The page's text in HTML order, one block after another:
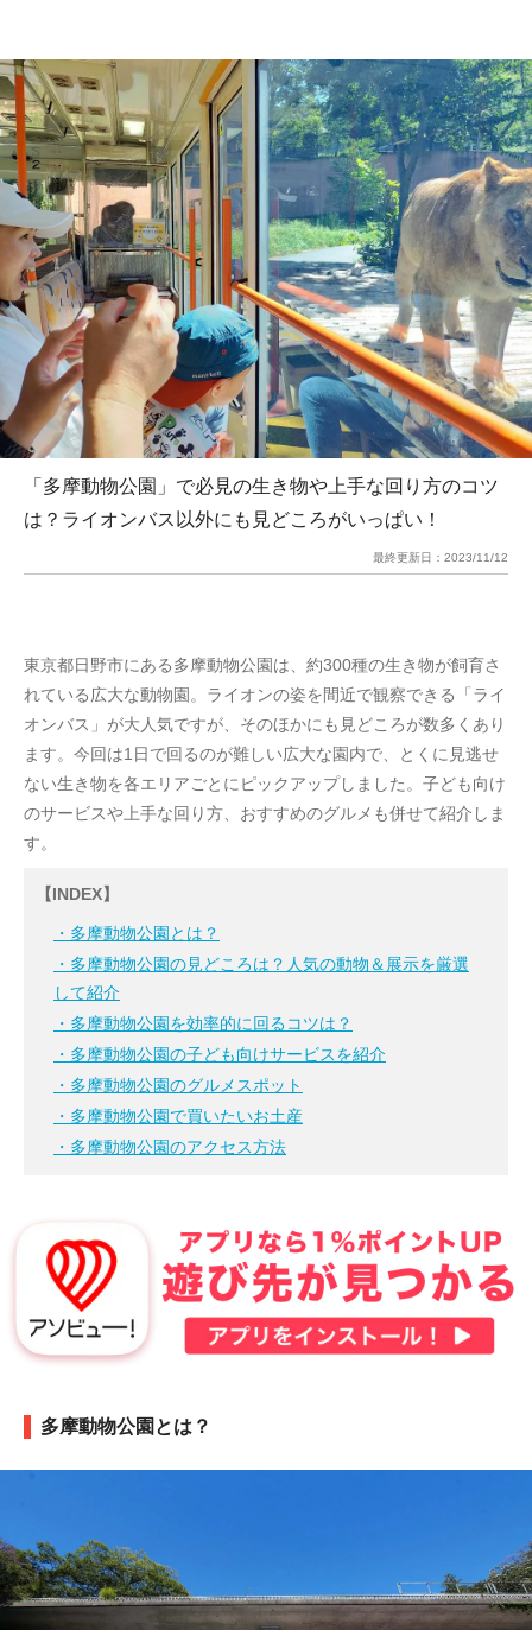
「多摩動物公園」で必見の生き物や上手な回り方のコツ
は？ライオンバス以外にも見どころがいっぱい！
最終更新日： 2023/11/12
東京都日野市にある多摩動物公園は、約300種の生き物が飼育さ
れている広大な動物園。ライオンの姿を間近で観察できる「ライ
オンバス」が大人気ですが、そのほかにも見どころが数多くあり
ます。今回は1日で回るのが難しい広大な園内で、とくに見逃せ
ない生き物を各エリアごとにピックアップしました。子ども向け
のサービスや上手な回り方、おすすめのグルメも併せて紹介しま
す。
【INDEX】
・多摩動物公園とは？
・多摩動物公園の見どころは？人気の動物＆展示を厳選
して紹介
・多摩動物公園を効率的に回るコツは？
・多摩動物公園の子ども向けサービスを紹介
・多摩動物公園のグルメスポット
・多摩動物公園で買いたいお土産
・多摩動物公園のアクセス方法
多摩動物公園とは？